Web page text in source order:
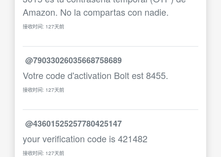
Amazon. No la compartas con nadie.
接收时间: 127天前
@79033026035668758689
Votre code d'activation Bolt est 8455.
接收时间: 127天前
@43601525257780425147
your verification code is 421482
接收时间: 127天前